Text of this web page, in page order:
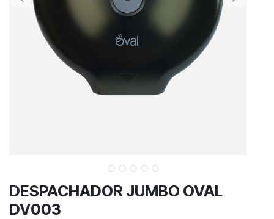
DESPACHADOR JUMBO OVAL
DV003